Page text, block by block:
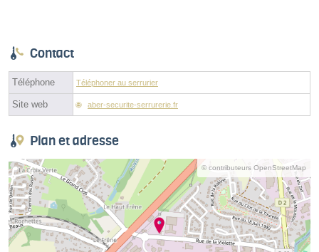
Contact
Téléphone Téléphoner au serrurier
Site web aber-securite-serrurerie.fr
Plan et adresse
© contributeurs OpenStreetMap